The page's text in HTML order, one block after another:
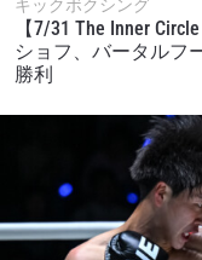
キックボクシング
【7/31 The Inner
ショフ、バータルフ
勝利